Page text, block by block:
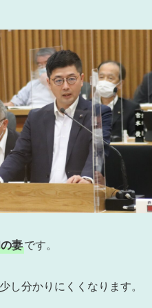
妻です。
し分かりにくくなります。